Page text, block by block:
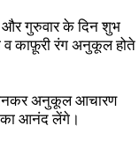
और गुरुवार के दिन शुभ
व काफ़ूरी रंग अनुकूल होते
अनुकूल आचारण
आनंद लेंगे।